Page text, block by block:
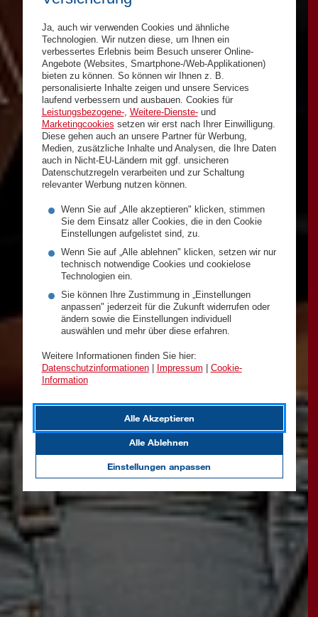
Ja, auch wir verwenden Cookies und ähnliche
Technologien. Wir nutzen diese, um Ihnen ein
verbessertes Erlebnis beim Besuch unserer Online-
Angebote (Websites, Smartphone-/Web-Applikationen)
bieten zu können. So können wir Ihnen z. B.
personalisierte Inhalte zeigen und unsere Services
laufend verbessern und ausbauen. Cookies für
Leistungsbezogene-, Weitere-Dienste-und
Marketingcookies setzen wir erst nach Ihrer Einwilligung.
Diese gehen auch an unsere Partner für Werbung,
Medien, zusätzliche Inhalte und Analysen, die Ihre Daten
auch in Nicht-EU-Ländern mit ggf. unsicheren
Datenschutzregeln verarbeiten und zur Schaltung
relevanter Werbung nutzen können.
Wenn Sie auf „Alle akzeptieren" klicken, stimmen
Sie dem Einsatz aller Cookies, die in den Cookie
Einstellungen aufgelistet sind, zu.
Wenn Sie auf „Alle ablehnen" klicken, setzen wir nur
technisch notwendige Cookies und cookielose
Technologien ein.
Sie können Ihre Zustimmung in „Einstellungen
anpassen" jederzeit für die Zukunft widerrufen oder
ändern sowie die Einstellungen individuell
auswählen und mehr über diese erfahren.
Weitere Informationen finden Sie hier:
Datenschutzinformationen| Impressum
Cookie-
Information
Einstellungen anpassen
Alle Ablehnen
Alle Akzeptieren